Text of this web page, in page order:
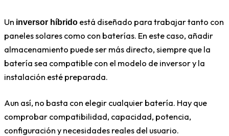
Un inversor híbrido está diseñado para trabajar tanto con
paneles solares como con baterías. En este caso, añadir
almacenamiento puede ser más directo, siempre que la
batería sea compatible con el modelo de inversor y la
instalación esté preparada.
Aun así, no basta con elegir cualquier batería. Hay que
comprobar compatibilidad, capacidad, potencia,
configuración y necesidades reales del usuario.